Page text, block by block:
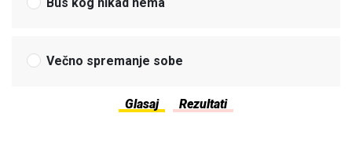
Večno spremanje sobe